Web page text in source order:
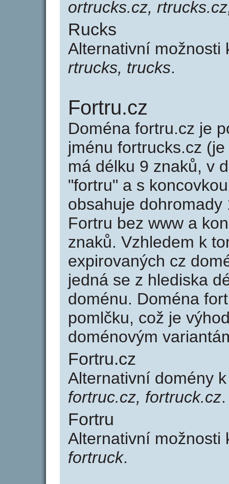
ortrucks.cz,
Rucks
Alternativní
rtrucks, trucks.
Fortru.cz
Doména fortru.cz je
jménu fortrucks.cz
má délku 9 znaků, v
"fortru" a s
obsahuje
Fortru bez www a
znaků. Vzhledem k
expirovaných cz
jedná se z hlediska
doménu. Doména
pomlčku, což je
doménovým
Fortru.cz
Alternativní domény
fortruc.cz, fortruck.cz.
Fortru
Alternativní
fortruck.